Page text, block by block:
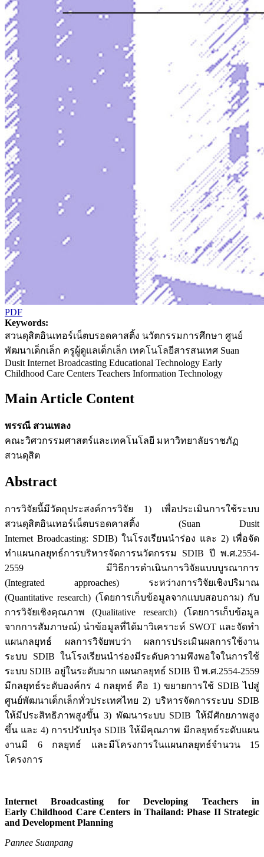
PDF
Keywords:
สวนดุสิตอินเทอร์เน็ตบรอดคาสติ้ง นวัตกรรมการศึกษา ศูนย์
พัฒนาเด็กเล็ก ครูผู้ดูแลเด็กเล็ก เทคโนโลยีสารสนเทศ Suan
Dusit Internet Broadcasting Educational Technology Early
Childhood Care Centers Teachers Information Technology
Main Article Content
พรรณี สวนเพลง
คณะวิศวกรรมศาสตร์และเทคโนโลยี มหาวิทยาลัยราชภัฏ
สวนดุสิต
Abstract
การวิจัยนี้มีวัตถุประสงค์การวิจัย 1) เพื่อประเมินการใช้ระบบ
สวนดุสิตอินเทอร์เน็ตบรอดคาสติ้ง (Suan Dusit
Internet Broadcasting: SDIB) ในโรงเรียนนำร่อง และ 2) เพื่อจัด
ทำแผนกลยุทธ์การบริหารจัดการนวัตกรรม SDIB ปี พ.ศ.2554-
2559 มีวิธีการดำเนินการวิจัยแบบบูรณาการ
(Integrated approaches) ระหว่างการวิจัยเชิงปริมาณ
(Quantitative research) (โดยการเก็บข้อมูลจากแบบสอบถาม) กับ
การวิจัยเชิงคุณภาพ (Qualitative research) (โดยการเก็บข้อมูล
จากการสัมภาษณ์) นำข้อมูลที่ได้มาวิเคราะห์ SWOT และจัดทำ
แผนกลยุทธ์ ผลการวิจัยพบว่า ผลการประเมินผลการใช้งาน
ระบบ SDIB ในโรงเรียนนำร่องมีระดับความพึงพอใจในการใช้
ระบบ SDIB อยู่ในระดับมาก แผนกลยุทธ์ SDIB ปี พ.ศ.2554-2559
มีกลยุทธ์ระดับองค์กร 4 กลยุทธ์ คือ 1) ขยายการใช้ SDIB ไปสู่
ศูนย์พัฒนาเด็กเล็กทั่วประเทศไทย 2) บริหารจัดการระบบ SDIB
ให้มีประสิทธิภาพสูงขึ้น 3) พัฒนาระบบ SDIB ให้มีศักยภาพสูง
ขึ้น และ 4) การปรับปรุง SDIB ให้มีคุณภาพ มีกลยุทธ์ระดับแผน
งานมี 6 กลยุทธ์ และมีโครงการในแผนกลยุทธ์จำนวน 15
โครงการ
Internet Broadcasting for Developing Teachers in
Early Childhood Care Centers in Thailand: Phase II Strategic
and Development Planning
Pannee Suanpang